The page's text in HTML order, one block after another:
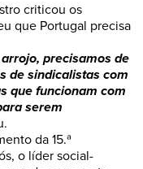
criticou os
que Portugal precisa
precisamos de
de sindicalistas com
que funcionam com
serem
da 15.ª
o líder social-